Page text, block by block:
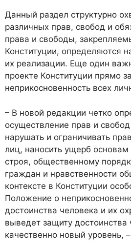
Данный раздел структурно
различных прав, свобод и
права и свободы,
Конституции, определяются
их реализации. Еще один
проекте Конституции прямо
неприкосновенность всех
– В новой редакции четко
осуществление прав и
нарушать и ограничивать
лиц, наносить ущерб основам
строя, общественному
граждан и нравственности
контексте в Конституции
Положение о
достоинства человека и их
выведет защиту достоинства
качественно новый уровень,